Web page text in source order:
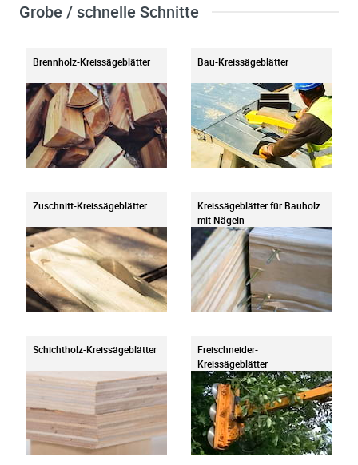
Grobe / schnelle Schnitte
Brennholz-Kreissägeblätter Bau-Kreissägeblätter
Zuschnitt-Kreissägeblätter
Kreissägeblätter für Bauholz
mit Nägeln
Schichtholz-Kreissägeblätter
Freischneider-
Kreissägeblätter